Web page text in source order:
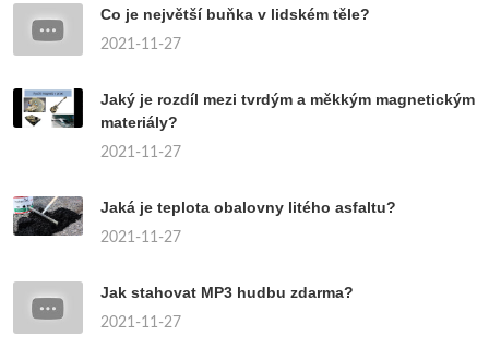
Co je největší buňka v lidském těle?
2021-11-27
Jaký je rozdíl mezi tvrdým a měkkým magnetickým
materiály?
2021-11-27
Jaká je teplota obalovny litého asfaltu?
2021-11-27
Jak stahovat MP3 hudbu zdarma?
2021-11-27